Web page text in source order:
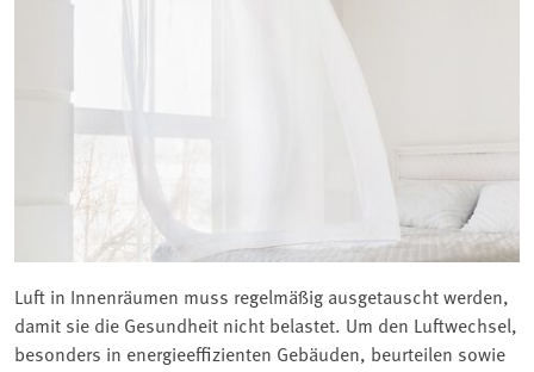
Luft in Innenräumen muss regelmäßig ausgetauscht werden,
damit sie die Gesundheit nicht belastet. Um den Luftwechsel,
besonders in energieeffizienten Gebäuden, beurteilen sowie